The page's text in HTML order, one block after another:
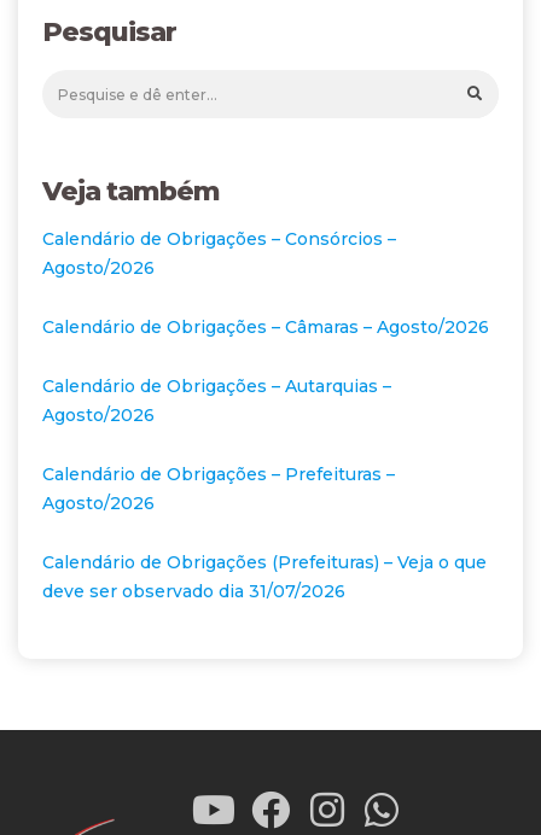
Pesquisar
Veja também
Calendário de Obrigações – Consórcios –
Agosto/2026
Calendário de Obrigações – Câmaras – Agosto/2026
Calendário de Obrigações – Autarquias –
Agosto/2026
Calendário de Obrigações – Prefeituras –
Agosto/2026
Calendário de Obrigações (Prefeituras) – Veja o que
deve ser observado dia 31/07/2026